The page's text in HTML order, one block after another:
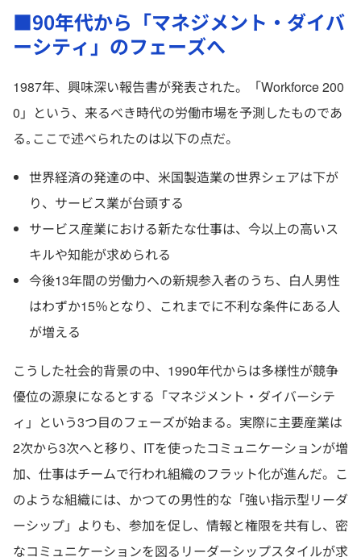
■90年代から「マネジメント・ダイバ
ーシティ」のフェーズへ
1987年、興味深い報告書が発表された。「Workforce 200
0」という、来るべき時代の労働市場を予測したものであ
る｡ここで述べられたのは以下の点だ。
世界経済の発達の中、米国製造業の世界シェアは下が
り、サービス業が台頭する
サービス産業における新たな仕事は、今以上の高いス
キルや知能が求められる
今後13年間の労働力への新規参入者のうち、白人男性
はわずか15％となり、これまでに不利な条件にある人
が増える
こうした社会的背景の中、1990年代からは多様性が競争
優位の源泉になるとする「マネジメント・ダイバーシテ
ィ」という3つ目のフェーズが始まる。実際に主要産業は
2次から3次へと移り、ITを使ったコミュニケーションが増
加、仕事はチームで行われ組織のフラット化が進んだ。こ
のような組織には、かつての男性的な「強い指示型リーダ
ーシップ」よりも、参加を促し、情報と権限を共有し、密
なコミュニケーションを図るリーダーシップスタイルが求